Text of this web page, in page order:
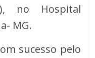
no Hospital
MG.
sucesso pelo